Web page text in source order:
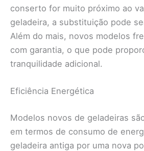
conserto for muito próximo ao
geladeira, a substituição pode
Além do mais, novos modelos
com garantia, o que pode
tranquilidade adicional.
Eficiência Energética
Modelos novos de geladeiras
em termos de consumo de
geladeira antiga por uma nova